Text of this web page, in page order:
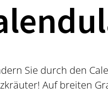
Sie durch den
Auf breiten